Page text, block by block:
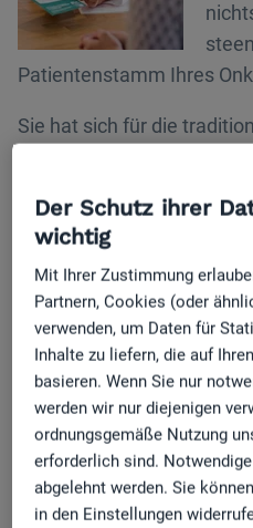
Patientenstamm Ihres
Sie hat sich für die
zusammengefasst:
💡 Die traditionelle
In der Praxis von Dr.
Empfang einRechner,
zweiTelefonenund
Wichtige Informationen
Der Schutz ihrer
wichtig
Mit Ihrer Zustimmung
Partnern, Cookies (oder
verwenden, um Daten für
Inhalte zu liefern, die auf
basieren. Wenn Sie nur
werden wir nur diejenigen
ordnungsgemäße Nutzung
erforderlich sind.
abgelehnt werden. Sie
in den Einstellungen